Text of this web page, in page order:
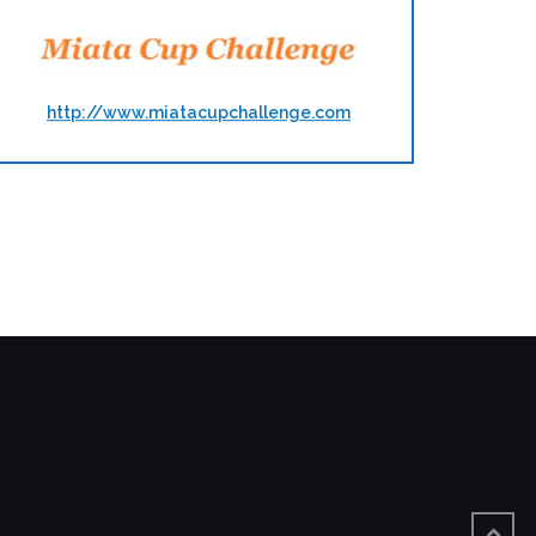
http://www.miatacupchallenge.com